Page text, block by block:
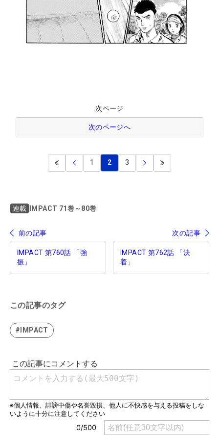
次ページ
次のページへ
1 2 3
連載 IMPACT 71巻～80巻
前の記事 次の記事
IMPACT 第760話 「強
振」
IMPACT 第762話 「決
着」
この記事のタグ
#IMPACT